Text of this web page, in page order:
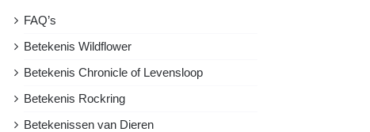
FAQ’s
Betekenis Wildflower
Betekenis Chronicle of Levensloop
Betekenis Rockring
Betekenissen van Dieren